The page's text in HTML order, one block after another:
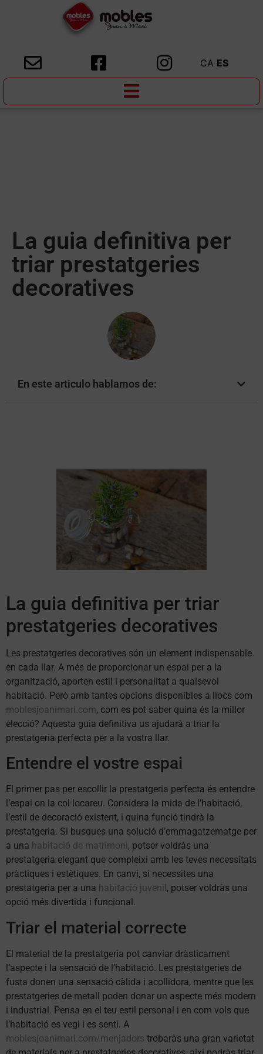
CA ES
La guia definitiva per
triar prestatgeries
decoratives
En este articulo hablamos de:
La guia definitiva per triar
prestatgeries decoratives
Les prestatgeries decoratives són un element indispensable
en cada llar. A més de proporcionar un espai per a la
organització, aporten estil i personalitat a qualsevol
habitació. Però amb tantes opcions disponibles a llocs com
moblesjoanimari.com, com es pot saber quina és la millor
elecció? Aquesta guia definitiva us ajudarà a triar la
prestatgeria perfecta per a la vostra llar.
Entendre el vostre espai
El primer pas per escollir la prestatgeria perfecta és entendre
l’espai on la col·locareu. Considera la mida de l’habitació,
l’estil de decoració existent, i quina funció tindrà la
prestatgeria. Si busques una solució d’emmagatzematge per
a una habitació de matrimoni, potser voldràs una
prestatgeria elegant que compleixi amb les teves necessitats
pràctiques i estètiques. En canvi, si necessites una
prestatgeria per a una habitació juvenil , potser voldràs una
opció més divertida i funcional.
Triar el material correcte
El material de la prestatgeria pot canviar dràsticament
l’aspecte i la sensació de l’habitació. Les prestatgeries de
fusta donen una sensació càlida i acollidora, mentre que les
prestatgeries de metall poden donar un aspecte més modern
i industrial. Pensa en el teu estil personal i en com vols que
l’habitació es vegi i es senti. A
moblesjoanimari.com/menjadors trobaràs una gran varietat